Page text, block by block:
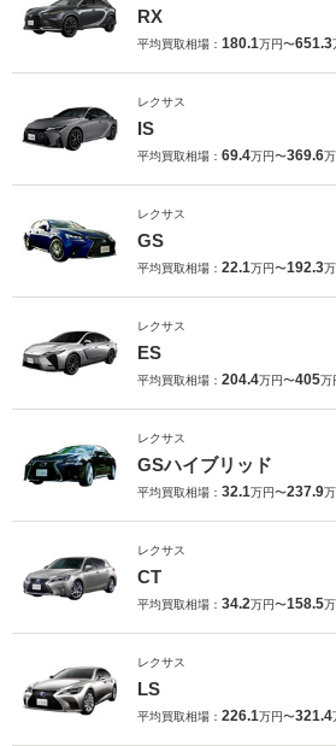
RX
平均買取相場： 180.1万円〜651.3
レクサス
IS
平均買取相場： 69.4万円〜369.6
レクサス
GS
平均買取相場： 22.1万円〜192.3
レクサス
ES
平均買取相場： 204.4万円〜405万
レクサス
GSハイブリッド
平均買取相場： 32.1万円〜237.9
レクサス
CT
平均買取相場： 34.2万円〜158.5
レクサス
LS
平均買取相場： 226.1万円〜321.4